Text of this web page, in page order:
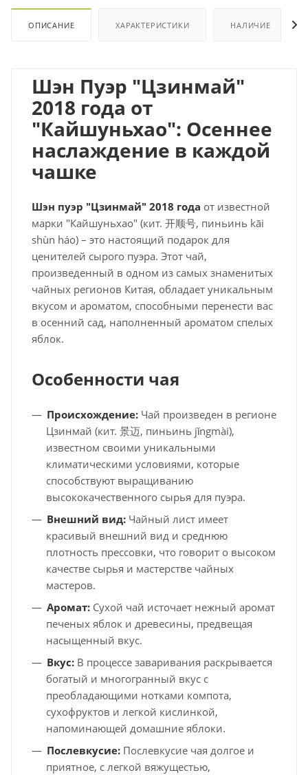
ОПИСАНИЕ ХАРАКТЕРИСТИКИ НАЛИЧИЕ
Шэн Пуэр "Цзинмай"
2018 года от
"Кайшуньхао": Осеннее
наслаждение в каждой
чашке
Шэн пуэр "Цзинмай" 2018 года от известной
марки "Кайшуньхао" (кит. 开顺号, пиньинь kāi
shùn háo) – это настоящий подарок для
ценителей сырого пуэра. Этот чай,
произведенный в одном из самых знаменитых
чайных регионов Китая, обладает уникальным
вкусом и ароматом, способными перенести вас
в осенний сад, наполненный ароматом спелых
яблок.
Особенности чая
Происхождение: Чай произведен в регионе
Цзинмай (кит. 景迈, пиньинь jǐngmài),
известном своими уникальными
климатическими условиями, которые
способствуют выращиванию
высококачественного сырья для пуэра.
Внешний вид: Чайный лист имеет
красивый внешний вид и среднюю
плотность прессовки, что говорит о высоком
качестве сырья и мастерстве чайных
мастеров.
Аромат: Сухой чай источает нежный аромат
печеных яблок и древесины, предвещая
насыщенный вкус.
Вкус: В процессе заваривания раскрывается
богатый и многогранный вкус с
преобладающими нотками компота,
сухофруктов и легкой кислинкой,
напоминающей домашние яблоки.
Послевкусие: Послевкусие чая долгое и
приятное, с легкой вяжущестью,